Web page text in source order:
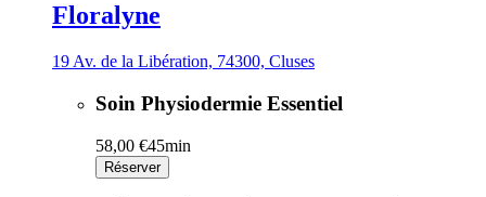
Floralyne
19 Av. de la Libération, 74300, Cluses
Soin Physiodermie Essentiel
58,00 €45min
Réserver